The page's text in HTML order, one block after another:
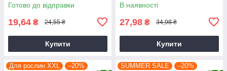
Готово до відправки
19,64 ₴ 24,55 ₴
Купити
В наявності
27,98 ₴ 34,98 ₴
Купити
Для рослин XXL –20% SUMMER SALE
–20%